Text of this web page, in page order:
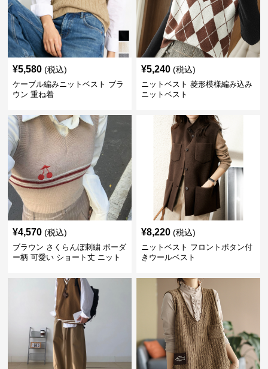
¥5,580 (税込)
ケーブル編みニットベスト ブラ
ウン 重ね着
¥5,240 (税込)
ニットベスト 菱形模様編み込み
ニットベスト
¥4,570 (税込)
ブラウン さくらんぼ刺繍 ボーダ
ー柄 可愛い ショート丈 ニット
¥8,220 (税込)
ニットベスト フロントボタン付
きウールベスト